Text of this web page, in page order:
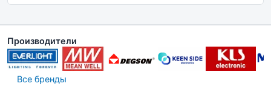
Производители
Все бренды